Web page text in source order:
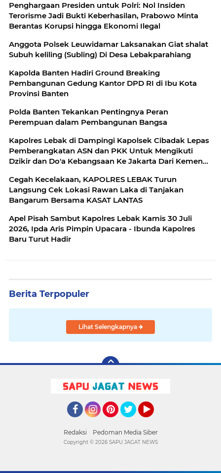
Penghargaan Presiden untuk Polri: Nol Insiden
Terorisme Jadi Bukti Keberhasilan, Prabowo Minta
Berantas Korupsi hingga Ekonomi Ilegal
Anggota Polsek Leuwidamar Laksanakan Giat shalat
Subuh keliling (Subling) Di Desa Lebakparahiang
Kapolda Banten Hadiri Ground Breaking
Pembangunan Gedung Kantor DPD RI di Ibu Kota
Provinsi Banten
Polda Banten Tekankan Pentingnya Peran
Perempuan dalam Pembangunan Bangsa
Kapolres Lebak di Dampingi Kapolsek Cibadak Lepas
Pemberangkatan ASN dan PKK Untuk Mengikuti
Dzikir dan Do'a Kebangsaan Ke Jakarta Dari Kemenag
Cegah Kecelakaan, KAPOLRES LEBAK Turun
Langsung Cek Lokasi Rawan Laka di Tanjakan
Bangarum Bersama KASAT LANTAS
Apel Pisah Sambut Kapolres Lebak Kamis 30 Juli
2026, Ipda Aris Pimpin Upacara - Ibunda Kapolres
Baru Turut Hadir
Berita Terpopuler
Lihat Selengkapnya
Redaksi Pedoman Media Siber
Copyright © 2026 SAPU JAGAT NEWS